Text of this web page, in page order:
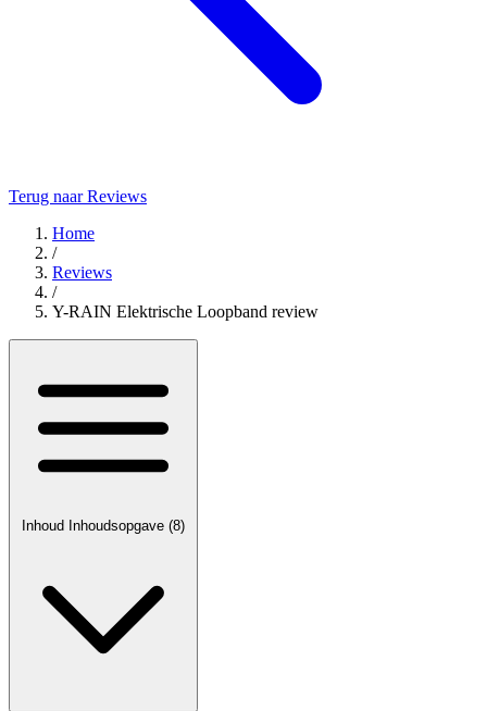
Terug naar Reviews
Home
/
Reviews
/
Y-RAIN Elektrische Loopband review
Inhoud Inhoudsopgave (8)